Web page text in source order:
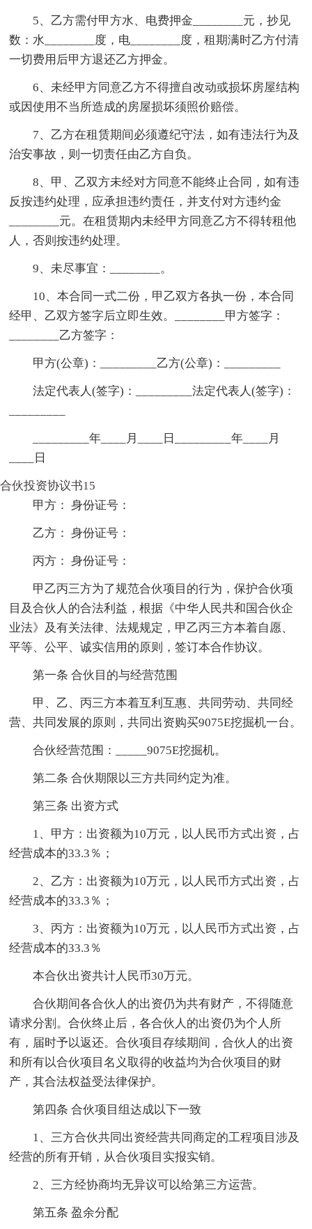
5、乙方需付甲方水、电费押金________元，抄见
数：水________度，电________度，租期满时乙方付清
一切费用后甲方退还乙方押金。
6、未经甲方同意乙方不得擅自改动或损坏房屋结构
或因使用不当所造成的房屋损坏须照价赔偿。
7、乙方在租赁期间必须遵纪守法，如有违法行为及
治安事故，则一切责任由乙方自负。
8、甲、乙双方未经对方同意不能终止合同，如有违
反按违约处理，应承担违约责任，并支付对方违约金
________元。在租赁期内未经甲方同意乙方不得转租他
人，否则按违约处理。
9、未尽事宜：________。
10、本合同一式二份，甲乙双方各执一份，本合同
经甲、乙双方签字后立即生效。________甲方签字：
________乙方签字：
甲方(公章)：_________乙方(公章)：_________
法定代表人(签字)：_________法定代表人(签字)：
_________年____月____日_________年____月
____日
合伙投资协议书15
甲方： 身份证号：
乙方： 身份证号：
丙方： 身份证号：
甲乙丙三方为了规范合伙项目的行为，保护合伙项
目及合伙人的合法利益，根据《中华人民共和国合伙企
业法》及有关法律、法规规定，甲乙丙三方本着自愿、
平等、公平、诚实信用的原则，签订本合作协议。
第一条 合伙目的与经营范围
甲、乙、丙三方本着互利互惠、共同劳动、共同经
营、共同发展的原则，共同出资购买9075E挖掘机一台。
合伙经营范围：_____9075E挖掘机。
第二条 合伙期限以三方共同约定为准。
第三条 出资方式
1、甲方：出资额为10万元，以人民币方式出资，占
经营成本的33.3％；
2、乙方：出资额为10万元，以人民币方式出资，占
经营成本的33.3％；
3、丙方：出资额为10万元，以人民币方式出资，占
经营成本的33.3％
本合伙出资共计人民币30万元。
合伙期间各合伙人的出资仍为共有财产，不得随意
请求分割。合伙终止后，各合伙人的出资仍为个人所
有，届时予以返还。合伙项目存续期间，合伙人的出资
和所有以合伙项目名义取得的收益均为合伙项目的财
产，其合法权益受法律保护。
第四条 合伙项目组达成以下一致
1、三方合伙共同出资经营共同商定的工程项目涉及
经营的所有开销，从合伙项目实报实销。
2、三方经协商均无异议可以给第三方运营。
第五条 盈余分配